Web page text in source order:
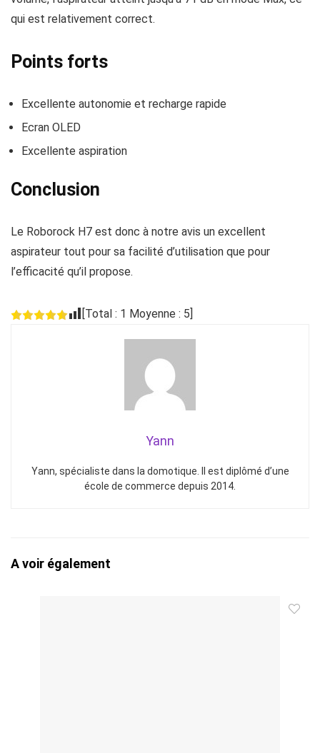
qui est relativement correct.
Points forts
Excellente autonomie et recharge rapide
Ecran OLED
Excellente aspiration
Conclusion
Le Roborock H7 est donc à notre avis un excellent
aspirateur tout pour sa facilité d’utilisation que pour
l’efficacité qu’il propose.
[Total : 1 Moyenne : 5]
Yann
Yann, spécialiste dans la domotique. Il est diplômé d’une
école de commerce depuis 2014.
A voir également